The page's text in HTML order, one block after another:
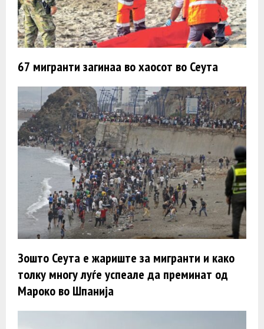
67 мигранти загинаа во хаосот во Сеута
Зошто Сеута е жариште за мигранти и како
толку многу луѓе успеале да преминат од
Мароко во Шпанија